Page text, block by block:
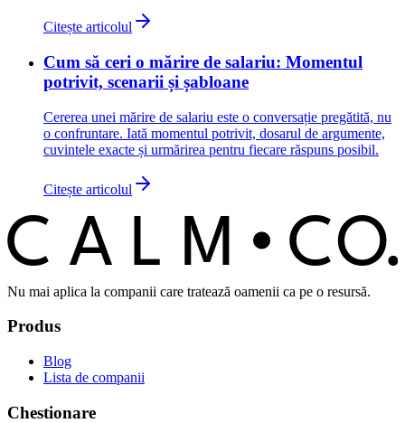
Citește articolul
Cum să ceri o mărire de salariu: Momentul
potrivit, scenarii și șabloane
Cererea unei mărire de salariu este o conversație pregătită, nu
o confruntare. Iată momentul potrivit, dosarul de argumente,
cuvintele exacte și urmărirea pentru fiecare răspuns posibil.
Citește articolul
C ALM C O.
Nu mai aplica la companii care tratează oamenii ca pe o resursă.
Produs
Blog
Lista de companii
Chestionare